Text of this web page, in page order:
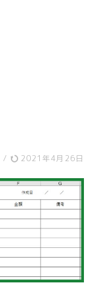
/ 2021年4月26日